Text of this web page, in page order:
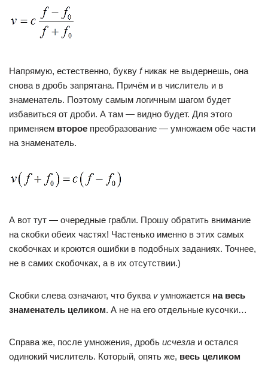
Напрямую, естественно, букву fникак не выдернешь, она
снова в дробь запрятана. Причём и в числитель и в
знаменатель. Поэтому самым логичным шагом будет
избавиться от дроби. А там — видно будет. Для этого
применяем второе преобразование — умножаем обе части
на знаменатель.
А вот тут — очередные грабли. Прошу обратить внимание
на скобки обеих частях! Частенько именно в этих самых
скобочках и кроются ошибки в подобных заданиях. Точнее,
не в самих скобочках, а в их отсутствии.)
Скобки слева означают, что буква v умножается на весь
знаменатель целиком. А не на его отдельные кусочки…
Справа же, после умножения, дробь исчезла и остался
одинокий числитель. Который, опять же, весь целиком